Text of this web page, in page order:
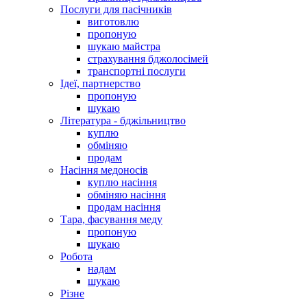
Послуги для пасічників
виготовлю
пропоную
шукаю майстра
страхування бджолосімей
транспортні послуги
Ідеї, партнерство
пропоную
шукаю
Література - бджільництво
куплю
обміняю
продам
Насіння медоносів
куплю насіння
обміняю насіння
продам насіння
Тара, фасування меду
пропоную
шукаю
Робота
надам
шукаю
Різне